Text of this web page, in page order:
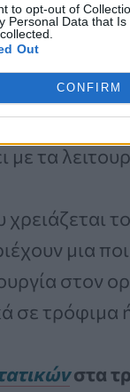
to opt-out of
Personal Data that
Out
CONFIRM
Το
δεν
με τα
μια
στον
σε τρόφιμα
στα